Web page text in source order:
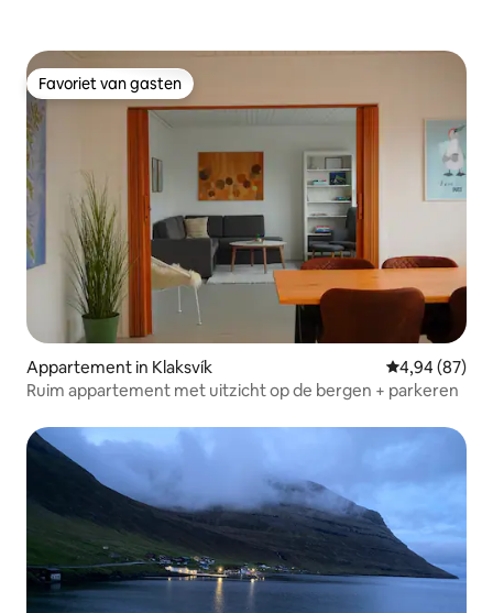
Favoriet van gasten
Favoriet van gasten
Appartement in Klaksvík Gemiddelde
4,94 (87)
Ruim appartement met uitzicht op de bergen + parkeren